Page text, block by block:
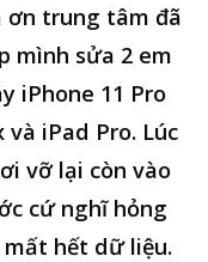
ơn trung tâm đã
mình sửa 2 em
iPhone 11 Pro
và iPad Pro. Lúc
vỡ lại còn vào
cứ nghĩ hỏng
mất hết dữ liệu.